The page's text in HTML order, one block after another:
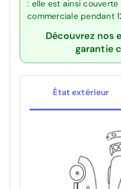
: elle est ainsi
commerciale pendant
Découvrez nos
garantie
État extérieur